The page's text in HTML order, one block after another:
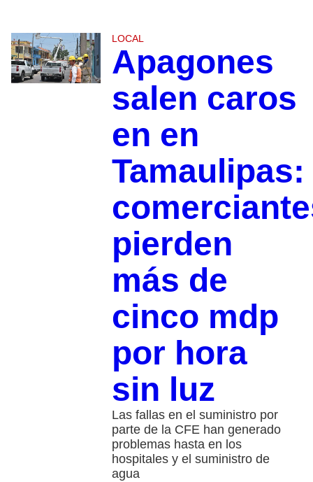
LOCAL
Apagones
salen caros
en en
Tamaulipas:
pierden
más de
cinco mdp
por hora
sin luz
Las fallas en el suministro por
parte de la CFE han generado
problemas hasta en los
hospitales y el suministro de
agua